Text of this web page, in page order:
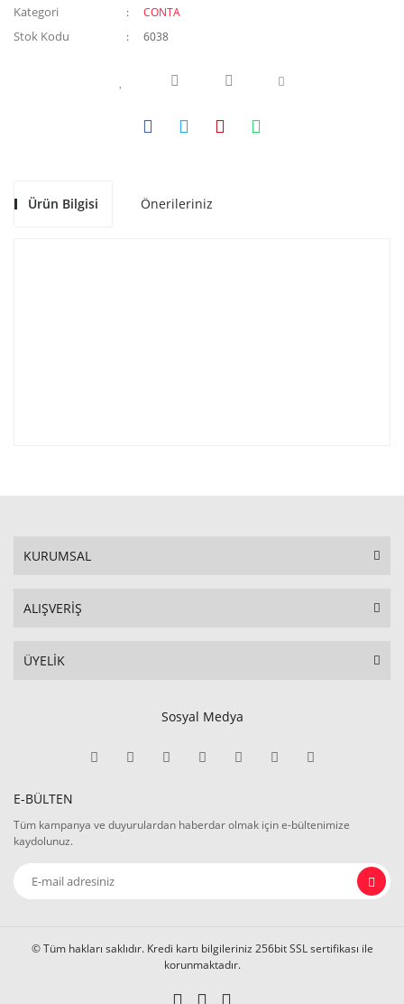
Kategori CONTA
Stok Kodu 6038
Ürün Bilgisi Önerileriniz
KURUMSAL
ALIŞVERİŞ
ÜYELİK
Sosyal Medya
E-BÜLTEN
Tüm kampanya ve duyurulardan haberdar olmak için e-bültenimize
kaydolunuz.
© Tüm hakları saklıdır. Kredi kartı bilgileriniz 256bit SSL sertifikası ile
korunmaktadır.